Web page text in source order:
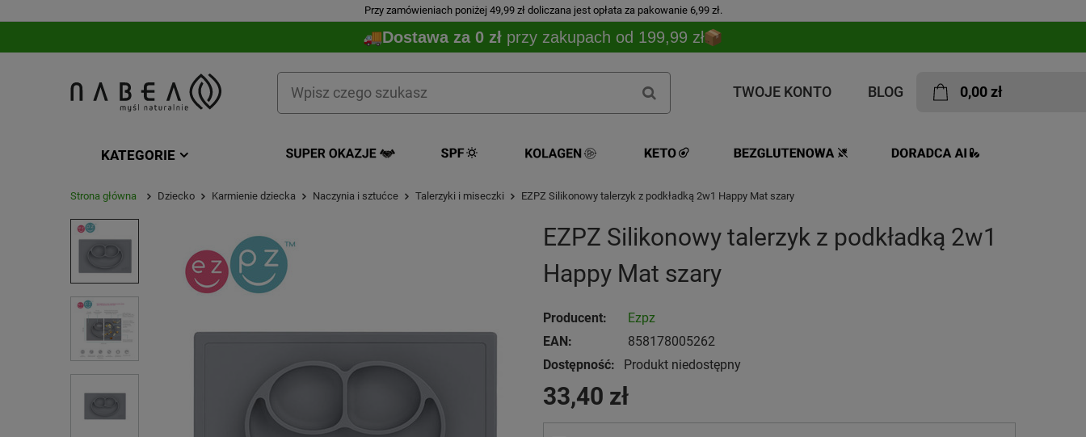
Przy zamówieniach poniżej 49,99 zł doliczana jest opłata za pakowanie 6,99 zł.
Dostawa za 0 zł przy zakupach od 199,99 zł
TWOJE KONTO BLOG 0,00 zł
KATEGORIE
Strona główna Dziecko Karmienie dziecka Naczynia i sztućce Talerzyki i miseczki EZPZ Silikonowy talerzyk z podkładką 2w1 Happy Mat szary
EZPZ Silikonowy talerzyk z podkładką 2w1
Happy Mat szary
Producent:
Ezpz
EAN:
858178005262
Dostępność:
Produkt niedostępny
33,40 zł